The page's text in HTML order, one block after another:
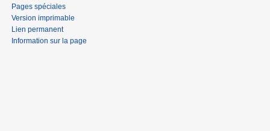
Pages spéciales
Version imprimable
Lien permanent
Information sur la page